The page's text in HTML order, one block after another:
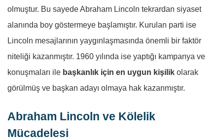
olmuştur. Bu sayede Abraham Lincoln tekrardan siyaset
alanında boy göstermeye başlamıştır. Kurulan parti ise
Lincoln mesajlarının yaygınlaşmasında önemli bir faktör
niteliği kazanmıştır. 1960 yılında ise yaptığı kampanya ve
konuşmaları ile başkanlık için en uygun kişilik olarak
görülmüş ve başkan adayı olmaya hak kazanmıştır.
Abraham Lincoln ve Kölelik
Mücadelesi